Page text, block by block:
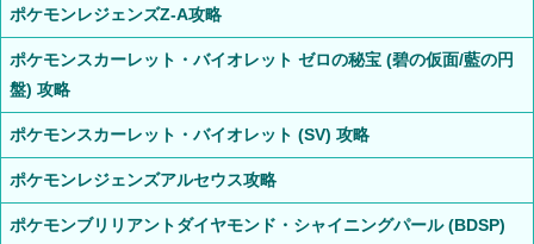
ポケモンレジェンズZ-A攻略
ポケモンスカーレット・バイオレット ゼロの秘宝 (碧の仮面/藍の円
盤) 攻略
ポケモンスカーレット・バイオレット (SV) 攻略
ポケモンレジェンズアルセウス攻略
ポケモンブリリアントダイヤモンド・シャイニングパール (BDSP)